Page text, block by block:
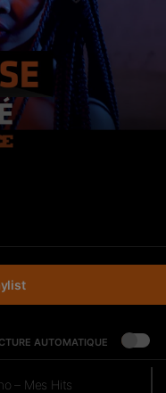
AUTOMATIQUE
– Mes Hits